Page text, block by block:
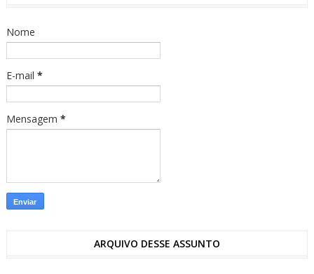
Nome
E-mail *
Mensagem *
ARQUIVO DESSE ASSUNTO